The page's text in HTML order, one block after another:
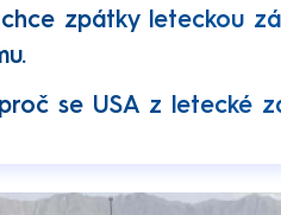
chce zpátky leteckou
se USA z letecké